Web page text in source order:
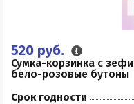
520 руб.
Сумка-корзинка с
бело-розовые бутоны
Срок годности